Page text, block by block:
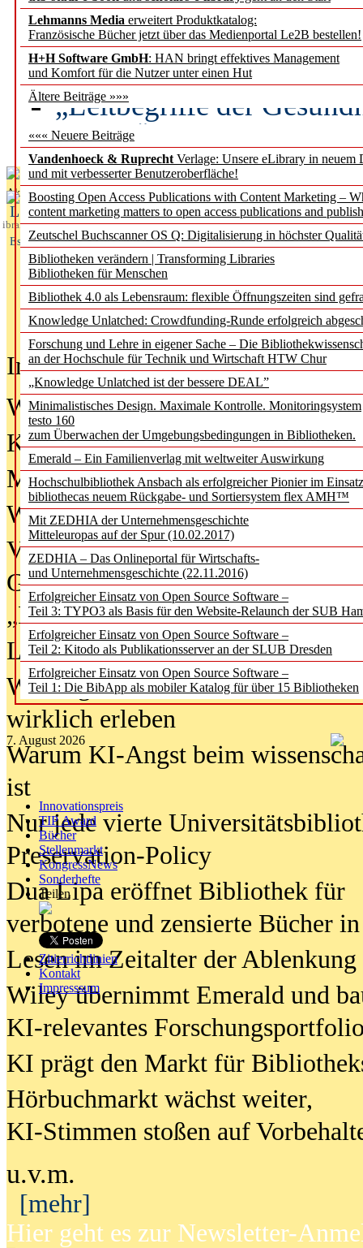
Lehmanns Media erweitert Produktkatalog:
Französische Bücher jetzt über das Medienportal Le2B bestellen!
H+H Software GmbH: HAN bringt effektives Management
und Komfort für die Nutzer unter einen Hut
Ältere Beiträge »»»
««« Neuere Beiträge
Vandenhoeck & Ruprecht Verlage: Unsere eLibrary in neuem
und mit verbesserter Benutzeroberfläche!
Boosting Open Access Publications with Content Marketing –
content marketing matters to open access publications and
Zeutschel Buchscanner OS Q: Digitalisierung in höchster
Bibliotheken verändern | Transforming Libraries
Bibliotheken für Menschen
Bibliothek 4.0 als Lebensraum: flexible Öffnungszeiten sind
Knowledge Unlatched: Crowdfunding-Runde erfolgreich
Forschung und Lehre in eigener Sache – Die
an der Hochschule für Technik und Wirtschaft HTW Chur
„Knowledge Unlatched ist der bessere DEAL”
Minimalistisches Design. Maximale Kontrolle. Monitoringsystem
testo 160
zum Überwachen der Umgebungsbedingungen in Bibliotheken.
Emerald – Ein Familienverlag mit weltweiter Auswirkung
Hochschulbibliothek Ansbach als erfolgreicher Pionier im
bibliothecas neuem Rückgabe- und Sortiersystem flex AMH™
Mit ZEDHIA der Unternehmensgeschichte
Mitteleuropas auf der Spur (10.02.2017)
ZEDHIA – Das Onlineportal für Wirtschafts-
und Unternehmensgeschichte (22.11.2016)
Erfolgreicher Einsatz von Open Source Software –
Teil 3: TYPO3 als Basis für den Website-Relaunch der SUB
Erfolgreicher Einsatz von Open Source Software –
Teil 2: Kitodo als Publikationsserver an der SLUB Dresden
Erfolgreicher Einsatz von Open Source Software –
Teil 1: Die BibApp als mobiler Katalog für über 15 Bibliotheken
7. August 2026
Innovationspreis
TIP Award
Bücher
Stellenmarkt
KongressNews
Sonderhefte
Teilen
Zitierrichtlinien
Kontakt
Impresssum
Künstliche Intelligenz
besser zu verstehen
„Leitbegriffe der
des BIÖG erscheinen
Aktuelles aus
L
ibrary
Essentials
In der Ausgabe06/2026(August
Was Hochschul­bibliotheken von
Kinder in der digitalen Welt
Metadaten als Infrastruktur
Wenn Bots katalogisieren
Von Abschlusskleidern bis
Geisterjagd-Ausrüstung in der
„Library of Things“ unterwegs
Lesen als Infrastrukturaufgabe
Wie Jugendliche Social Media
wirklich erleben
Warum KI-Angst beim
ist
Nur jede vierte
Preservation-Policy
Dua Lipa eröffnet Bibliothek für
verbotene und zensierte Bücher
Lesen im Zeitalter der Ablenkung
Wiley übernimmt Emerald und
KI-relevantes
KI prägt den Markt für
Hörbuchmarkt wächst weiter,
KI-Stimmen stoßen auf
u.v.m.
[mehr]
Hier geht es zur Newsletter-